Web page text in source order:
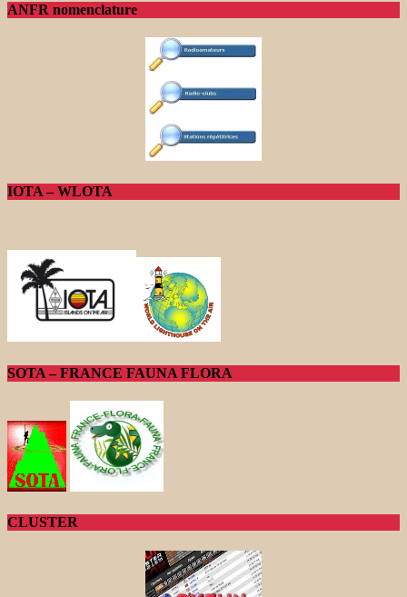
ANFR nomenclature
IOTA – WLOTA
SOTA – FRANCE FAUNA FLORA
CLUSTER